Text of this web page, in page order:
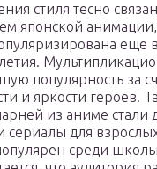
стиля тесно
японской
еще
популярность за
и яркости героев.
из аниме
сериалы для
среди